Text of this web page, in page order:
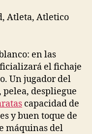
en las
el fichaje
Un jugador del
pelea, despliegue
capacidad de
y buen toque de
máquinas del